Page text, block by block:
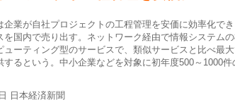
業が自社プロジェクトの工程管理を安価に効率化で
を国内で売り出す。ネットワーク経由で情報システム
ューティング型のサービスで、類似サービスと比べ最
するという。中小企業などを対象に初年度500～1000件
日本経済新聞